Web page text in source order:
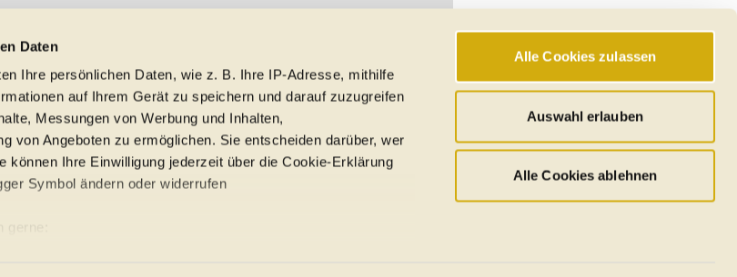
Daten
Ihre persönlichen Daten, wie z. B. Ihre IP-Adresse, mithilfe
auf Ihrem Gerät zu speichern und darauf zuzugreifen
Messungen von Werbung und Inhalten,
von Angeboten zu ermöglichen. Sie entscheiden darüber, wer
können Ihre Einwilligung jederzeit über die Cookie-Erklärung
Symbol ändern oder widerrufen
Alle Cookies zulassen
Auswahl erlauben
Alle Cookies ablehnen